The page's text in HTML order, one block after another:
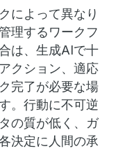
によって異なり
理するワークフ
は、生成AIで十
クション、適応
完了が必要な場
。行動に不可逆
の質が低く、ガ
決定に人間の承